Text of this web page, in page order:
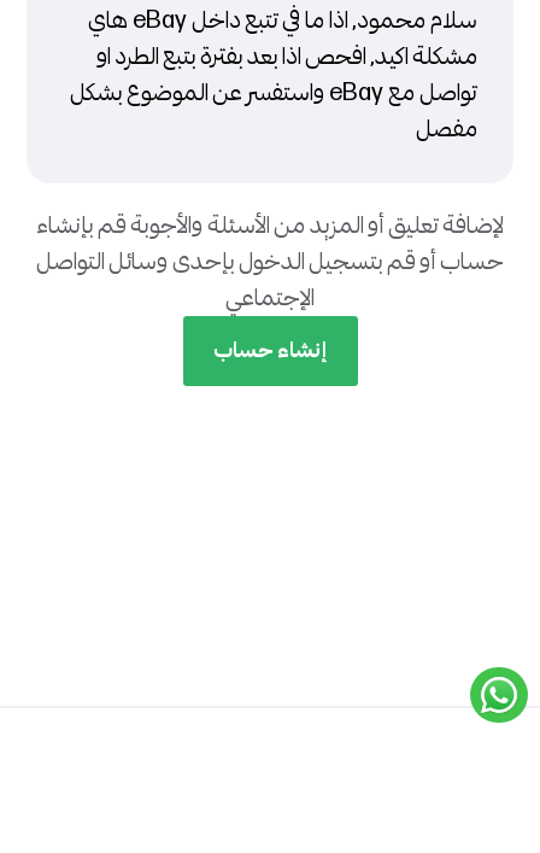
سلام محمود, اذا ما في تتبع داخل eBay هاي
مشكلة اكيد, افحص اذا بعد بفترة بتبع الطرد او
تواصل مع eBay واستفسر عن الموضوع بشكل
مفصل
لإضافة تعليق أو المزيد من الأسئلة والأجوبة قم بإنشاء
حساب أو قم بتسجيل الدخول بإحدى وسائل التواصل
الإجتماعي
إنشاء حساب